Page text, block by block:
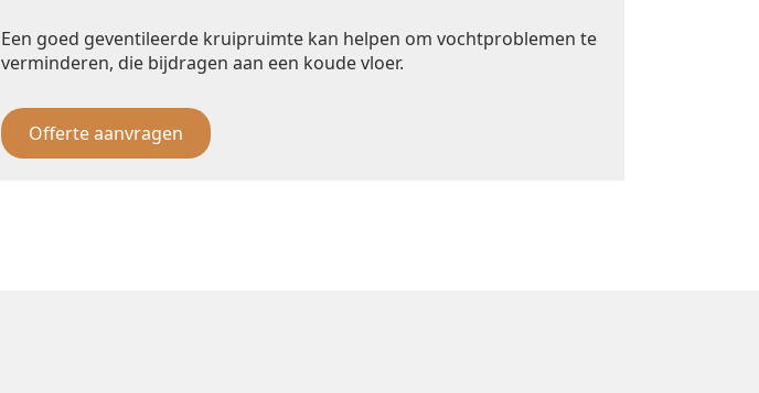
Een goed geventileerde kruipruimte kan helpen om vochtproblemen te
verminderen, die bijdragen aan een koude vloer.
Offerte aanvragen